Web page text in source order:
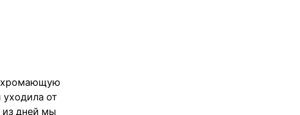
хромающую
от
из дней мы